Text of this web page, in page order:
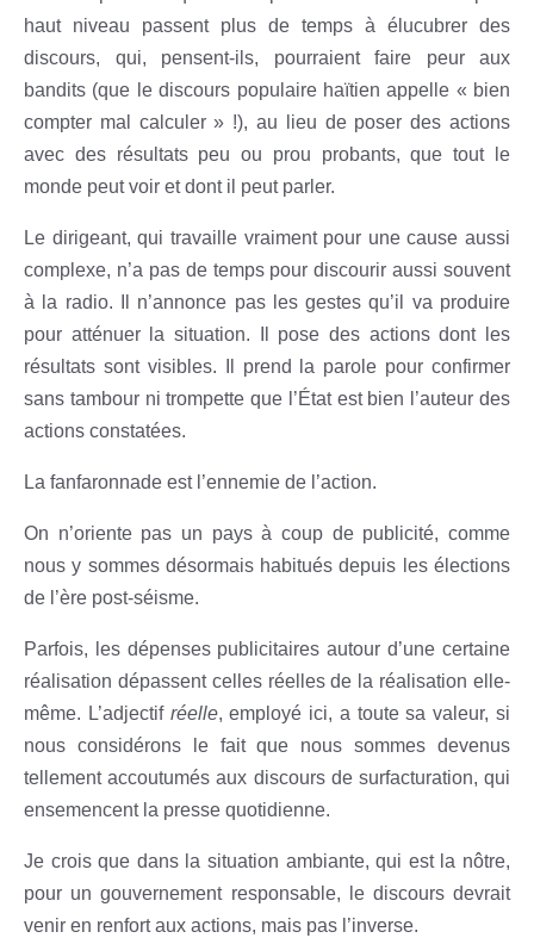
haut niveau passent plus de temps à élucubrer des
discours, qui, pensent-ils, pourraient faire peur aux
bandits (que le discours populaire haïtien appelle « bien
compter mal calculer » !), au lieu de poser des actions
avec des résultats peu ou prou probants, que tout le
monde peut voir et dont il peut parler.
Le dirigeant, qui travaille vraiment pour une cause aussi
complexe, n’a pas de temps pour discourir aussi souvent
à la radio. Il n’annonce pas les gestes qu’il va produire
pour atténuer la situation. Il pose des actions dont les
résultats sont visibles. Il prend la parole pour confirmer
sans tambour ni trompette que l’État est bien l’auteur des
actions constatées.
La fanfaronnade est l’ennemie de l’action.
On n’oriente pas un pays à coup de publicité, comme
nous y sommes désormais habitués depuis les élections
de l’ère post-séisme.
Parfois, les dépenses publicitaires autour d’une certaine
réalisation dépassent celles réelles de la réalisation elle-
même. L’adjectif réelle, employé ici, a toute sa valeur, si
nous considérons le fait que nous sommes devenus
tellement accoutumés aux discours de surfacturation, qui
ensemencent la presse quotidienne.
Je crois que dans la situation ambiante, qui est la nôtre,
pour un gouvernement responsable, le discours devrait
venir en renfort aux actions, mais pas l’inverse.